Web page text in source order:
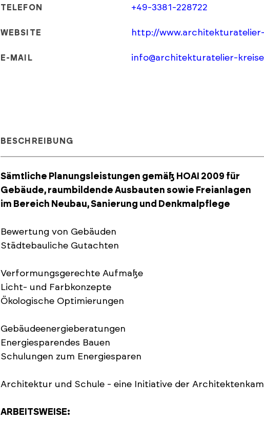
TELEFON +49-3381-228722
WEBSITE http://
E-MAIL info@architekturatelier-
BESCHREIBUNG
Sämtliche Planungsleistungen gemäß HOAI 2009 für
Gebäude, raumbildende Ausbauten sowie Freianlagen
im Bereich Neubau, Sanierung und Denkmalpflege
Bewertung von Gebäuden
Städtebauliche Gutachten
Verformungsgerechte Aufmaße
Licht- und Farbkonzepte
Ökologische Optimierungen
Gebäudeenergieberatungen
Energiesparendes Bauen
Schulungen zum Energiesparen
Architektur und Schule - eine Initiative der
ARBEITSWEISE: